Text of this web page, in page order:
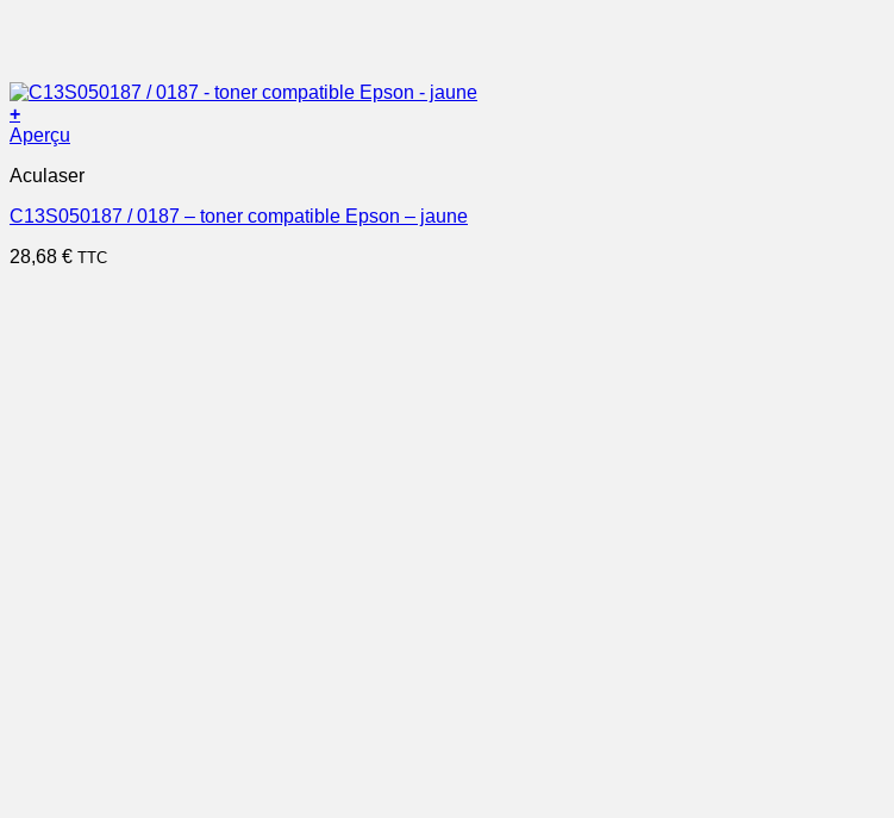
+
Aperçu
Aculaser
C13S050187 / 0187 – toner compatible Epson – jaune
28,68 € TTC